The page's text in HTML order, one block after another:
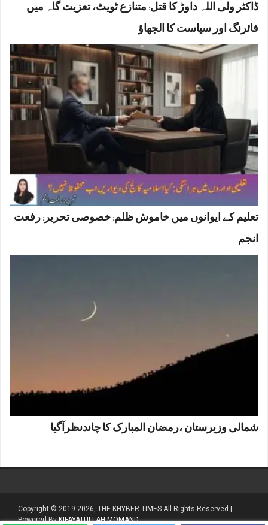
ڈاکٹر ولی اللہ داوڑ کا قتل: متنازع ٹویٹ، تعزیت گاہ میں
فائرنگ اور سیاست کا الجھاؤ
تعلیم کے ایوانوں میں خاموش ظلم: خصوصی تحریر: رفعت
انجم
شمالی وزیرستان ،رمضان المبارک کا چاندنظرآگیا
Copyright © 2019-2026, THE KHYBER TIMES All Rights Reserved |
Powered ByKIFAYATULLAH MOMAND